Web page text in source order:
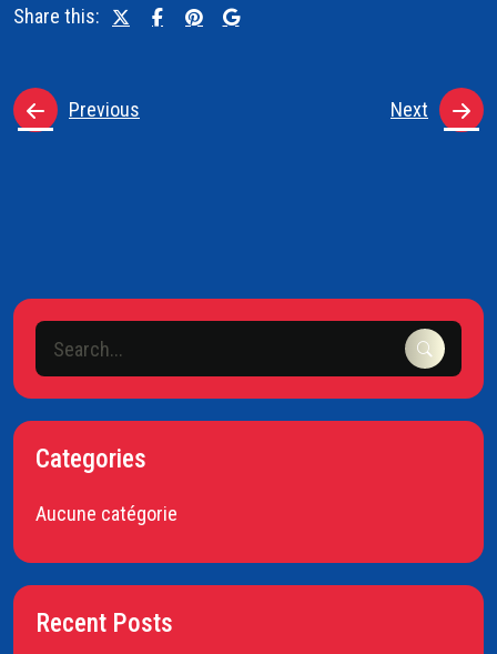
Share this:
Previous Next
Categories
Aucune catégorie
Recent Posts